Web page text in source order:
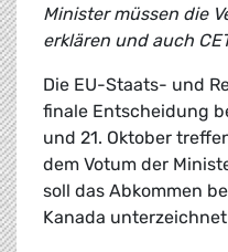
Minister müssen die
erklären und auch
Die EU-Staats- und
finale Entscheidung
und 21. Oktober
dem Votum der
soll das Abkommen
Kanada